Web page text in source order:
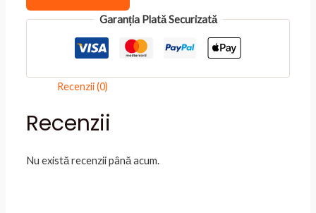
7112
Garanția Plată Securizată
Recenzii (0)
Recenzii
Nu există recenzii până acum.